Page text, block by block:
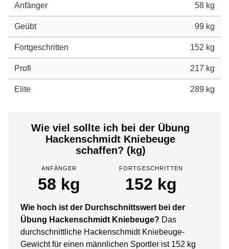
Anfänger 58 kg
Geübt 99 kg
Fortgeschritten 152 kg
Profi 217 kg
Elite 289 kg
Wie viel sollte ich bei der Übung
Hackenschmidt Kniebeuge
schaffen? (kg)
ANFÄNGER
58 kg
FORTGESCHRITTEN
152 kg
Wie hoch ist der Durchschnittswert bei der
Übung Hackenschmidt Kniebeuge? Das
durchschnittliche Hackenschmidt Kniebeuge-
Gewicht für einen männlichen Sportler ist 152 kg